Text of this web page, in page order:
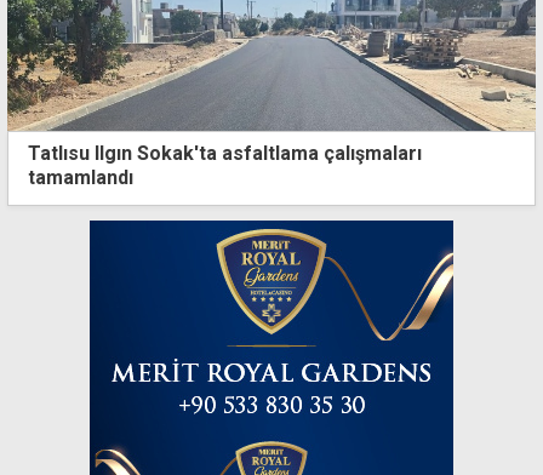
Tatlısu Ilgın Sokak'ta asfaltlama çalışmaları
tamamlandı